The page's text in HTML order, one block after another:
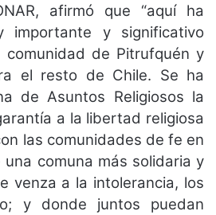
afirmó que “aquí ha
importante y significativo
de Pitrufquén y
el resto de Chile. Se ha
de Asuntos Religiosos la
a la libertad religiosa
las comunidades de fe en
comuna más solidaria y
venza a la intolerancia, los
y donde juntos puedan